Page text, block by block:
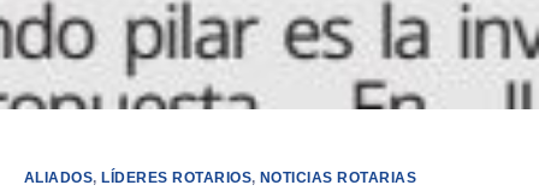
ALIADOS, LÍDERES ROTARIOS, NOTICIAS ROTARIAS